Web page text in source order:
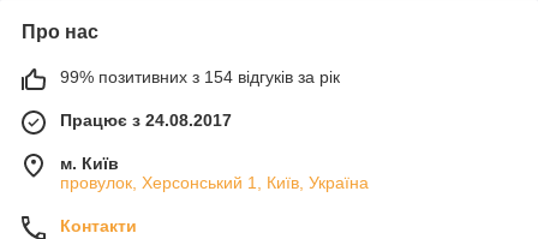
Про нас
99% позитивних з 154 відгуків за рік
Працює з 24.08.2017
м. Київ
провулок, Херсонський 1, Київ, Україна
Контакти